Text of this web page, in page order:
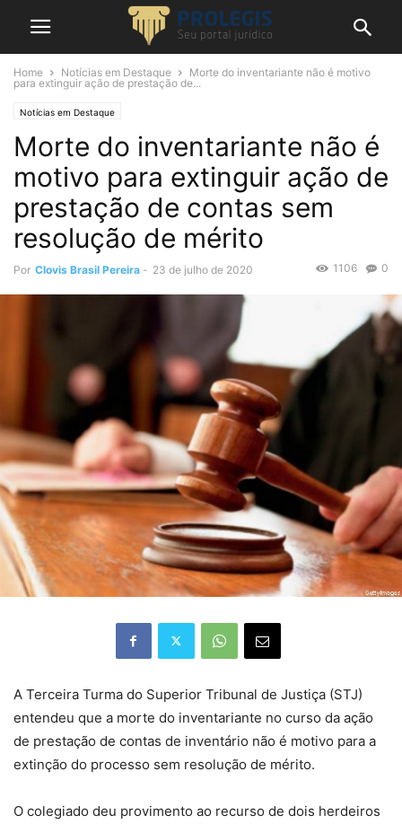
Home Notícias em Destaque
Morte do inventariante não é motivo
para extinguir ação de prestação de...
Notícias em Destaque
Morte do inventariante não é
motivo para extinguir ação de
prestação de contas sem
resolução de mérito
Por Clovis Brasil Pereira - 23 de julho de 2020 0
1106
​​​​A Terceira Turma do Superior Tribunal de Justiça (STJ)
entendeu que a morte do inventariante no curso da ação
de prestação de contas de inventário não é motivo para a
extinção do processo sem resolução de mérito.
O colegiado deu provimento ao recurso de dois herdeiros